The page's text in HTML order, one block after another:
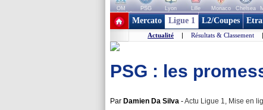
OM PSG Lyon Lille Monaco Chelsea
+ de clubs
Mercato Ligue 1 L2/Coupes
Actualité | Résultats & Classement |
PSG : les
Par Damien Da Silva -Actu Ligue 1, Mise en